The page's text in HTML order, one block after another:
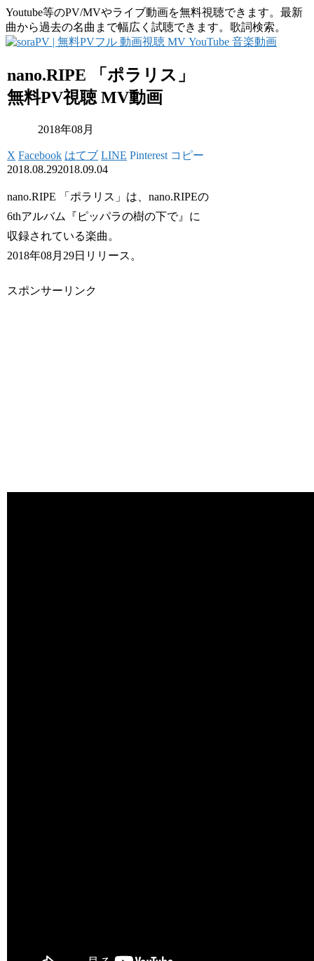
Youtube等のPV/MVやライブ動画を無料視聴できます。最新
曲から過去の名曲まで幅広く試聴できます。歌詞検索。
nano.RIPE 「ポラリス」
無料PV視聴 MV動画
2018年08月
X Facebook はてブ LINE Pinterest コピー
2018.08.292018.09.04
nano.RIPE 「ポラリス」は、nano.RIPEの
6thアルバム『ピッパラの樹の下で』に
収録されている楽曲。
2018年08月29日リリース。
スポンサーリンク